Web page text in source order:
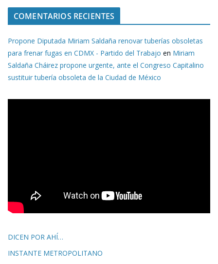
COMENTARIOS RECIENTES
Propone Diputada Miriam Saldaña renovar tuberías obsoletas
para frenar fugas en CDMX - Partido del Trabajo en Miriam
Saldaña Cháirez propone urgente, ante el Congreso Capitalino
sustituir tubería obsoleta de la Ciudad de México
DICEN POR AHÍ…
INSTANTE METROPOLITANO